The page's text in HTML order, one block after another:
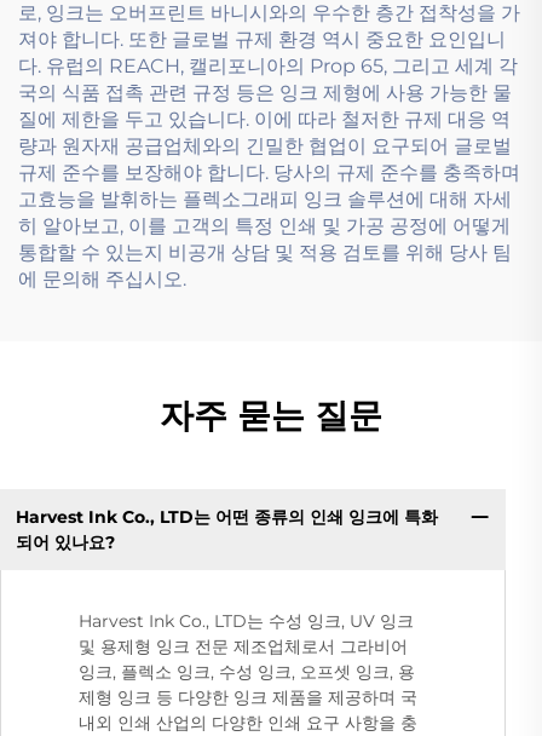
로, 잉크는 오버프린트 바니시와의 우수한 층간 접착성을 가
져야 합니다. 또한 글로벌 규제 환경 역시 중요한 요인입니
다. 유럽의 REACH, 캘리포니아의 Prop 65, 그리고 세계 각
국의 식품 접촉 관련 규정 등은 잉크 제형에 사용 가능한 물
질에 제한을 두고 있습니다. 이에 따라 철저한 규제 대응 역
량과 원자재 공급업체와의 긴밀한 협업이 요구되어 글로벌
규제 준수를 보장해야 합니다. 당사의 규제 준수를 충족하며
고효능을 발휘하는 플렉소그래피 잉크 솔루션에 대해 자세
히 알아보고, 이를 고객의 특정 인쇄 및 가공 공정에 어떻게
통합할 수 있는지 비공개 상담 및 적용 검토를 위해 당사 팀
에 문의해 주십시오.
자주 묻는 질문
Harvest Ink Co., LTD는 어떤 종류의 인쇄 잉크에 특화
되어 있나요?
Harvest Ink Co., LTD는 수성 잉크, UV 잉크
및 용제형 잉크 전문 제조업체로서 그라비어
잉크, 플렉소 잉크, 수성 잉크, 오프셋 잉크, 용
제형 잉크 등 다양한 잉크 제품을 제공하며 국
내외 인쇄 산업의 다양한 인쇄 요구 사항을 충